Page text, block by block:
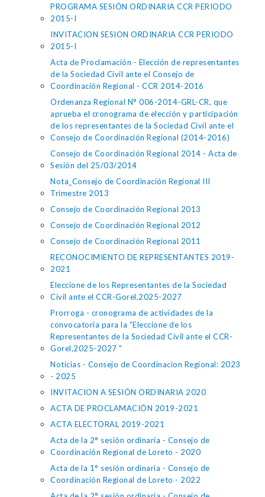
PROGRAMA SESIÓN ORDINARIA CCR PERIODO
2015-I
INVITACION SESION ORDINARIA CCR PERIODO
2015-I
Acta de Proclamación - Elección de representantes
de la Sociedad Civil ante el Consejo de
Coordinación Regional - CCR 2014-2016
Ordenanza Regional N° 006-2014-GRL-CR, que
aprueba el cronograma de elección y participación
de los representantes de la Sociedad Civil ante el
Consejo de Coordinación Regional (2014-2016)
Consejo de Coordinación Regional 2014 - Acta de
Sesión del 25/03/2014
Nota_Consejo de Coordinación Regional III
Trimestre 2013
Consejo de Coordinación Regional 2013
Consejo de Coordinación Regional 2012
Consejo de Coordinación Regional 2011
RECONOCIMIENTO DE REPRESENTANTES 2019-
2021
Eleccione de los Representantes de la Sociedad
Civil ante el CCR-Gorel,2025-2027
Prorroga - cronograma de actividades de la
convocatoria para la "Eleccione de los
Representantes de la Sociedad Civil ante el CCR-
Gorel,2025-2027 "
Noticias - Consejo de Coordinacion Regional: 2023
- 2025
INVITACION A SESIÓN ORDINARIA 2020
ACTA DE PROCLAMACIÓN 2019-2021
ACTA ELECTORAL 2019-2021
Acta de la 2° sesión ordinaria - Consejo de
Coordinación Regional de Loreto - 2020
Acta de la 1° sesión ordinaria - Consejo de
Coordinación Regional de Loreto - 2022